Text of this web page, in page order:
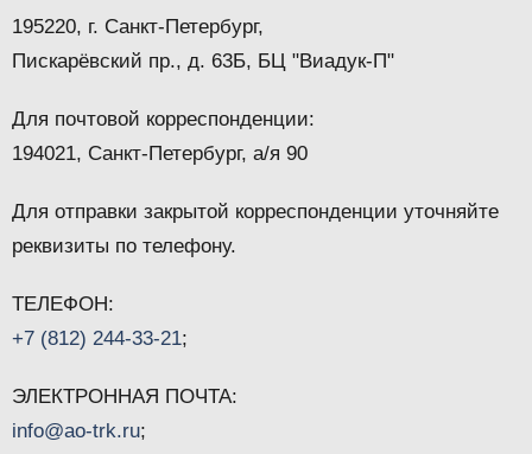
195220, г. Санкт-Петербург,
Пискарёвский пр., д. 63Б, БЦ "Виадук-П"
Для почтовой корреспонденции:
194021, Санкт-Петербург, а/я 90
Для отправки закрытой корреспонденции уточняйте
реквизиты по телефону.
ТЕЛЕФОН:
+7 (812) 244-33-21;
ЭЛЕКТРОННАЯ ПОЧТА:
info@ao-trk.ru;